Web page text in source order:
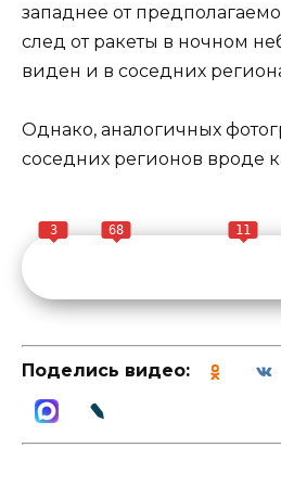
западнее от
след от ракеты в ночном
виден и в соседних
Однако, аналогичных
соседних регионов вроде
3 68 11
Поделись видео: